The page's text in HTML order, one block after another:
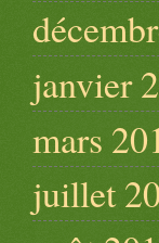
janvier
mars
juillet